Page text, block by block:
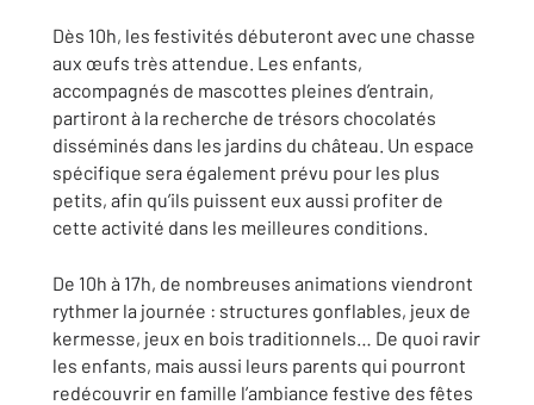
Dès 10h, les festivités débuteront avec une chasse
aux œufs très attendue. Les enfants,
accompagnés de mascottes pleines d’entrain,
partiront à la recherche de trésors chocolatés
disséminés dans les jardins du château. Un espace
spécifique sera également prévu pour les plus
petits, afin qu’ils puissent eux aussi profiter de
cette activité dans les meilleures conditions.
De 10h à 17h, de nombreuses animations viendront
rythmer la journée : structures gonflables, jeux de
kermesse, jeux en bois traditionnels… De quoi ravir
les enfants, mais aussi leurs parents qui pourront
redécouvrir en famille l’ambiance festive des fêtes